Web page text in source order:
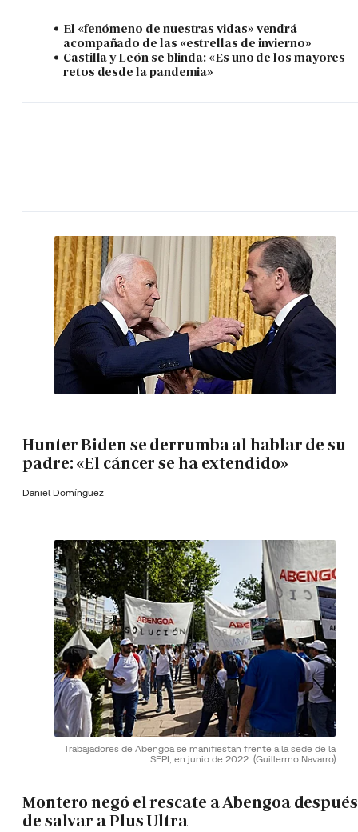
El «fenómeno de nuestras vidas» vendrá
acompañado de las «estrellas de invierno»
Castilla y León se blinda: «Es uno de los mayores
retos desde la pandemia»
Hunter Biden se derrumba al hablar de su
padre: «El cáncer se ha extendido»
Daniel Domínguez
Trabajadores de Abengoa se manifiestan frente a la sede de la
SEPI, en junio de 2022. (Guillermo Navarro)
Montero negó el rescate a Abengoa después
de salvar a Plus Ultra